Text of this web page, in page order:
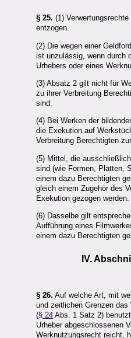
§ 25. (1)
entzogen.
(2) Die wegen einer
ist unzulässig, wenn durch
Urhebers oder eines
(3) Absatz 2 gilt nicht für
zu ihrer Verbreitung
sind.
(4) Bei Werken der
die Exekution auf
Verbreitung Berechtigten
(5) Mittel, die
sind (wie Formen, Platten,
einem dazu Berechtigten
gleich einem Zugehör des
Exekution gezogen werden.
(6) Dasselbe gilt
Aufführung eines
einem dazu Berechtigten
IV.
§ 26. Auf welche Art, mit
und zeitlichen Grenzen
(§ 24 Abs. 1 Satz 2)
Urheber abgeschlossenen
Werknutzungsrecht reicht,